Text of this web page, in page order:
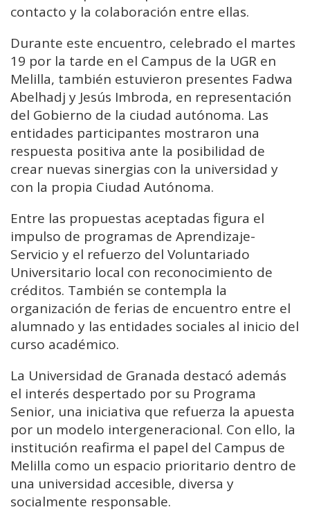
contacto y la colaboración entre ellas.
Durante este encuentro, celebrado el martes
19 por la tarde en el Campus de la UGR en
Melilla, también estuvieron presentes Fadwa
Abelhadj y Jesús Imbroda, en representación
del Gobierno de la ciudad autónoma. Las
entidades participantes mostraron una
respuesta positiva ante la posibilidad de
crear nuevas sinergias con la universidad y
con la propia Ciudad Autónoma.
Entre las propuestas aceptadas figura el
impulso de programas de Aprendizaje-
Servicio y el refuerzo del Voluntariado
Universitario local con reconocimiento de
créditos. También se contempla la
organización de ferias de encuentro entre el
alumnado y las entidades sociales al inicio del
curso académico.
La Universidad de Granada destacó además
el interés despertado por su Programa
Senior, una iniciativa que refuerza la apuesta
por un modelo intergeneracional. Con ello, la
institución reafirma el papel del Campus de
Melilla como un espacio prioritario dentro de
una universidad accesible, diversa y
socialmente responsable.